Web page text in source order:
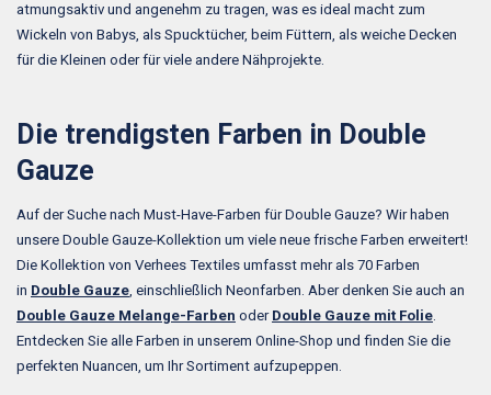
atmungsaktiv und angenehm zu tragen, was es ideal macht zum
Wickeln von Babys, als Spucktücher, beim Füttern, als weiche Decken
für die Kleinen oder für viele andere Nähprojekte.
Die trendigsten Farben in Double
Gauze
Auf der Suche nach Must-Have-Farben für Double Gauze? Wir haben
unsere Double Gauze-Kollektion um viele neue frische Farben erweitert!
Die Kollektion von Verhees Textiles umfasst mehr als 70 Farben
in Double Gauze, einschließlich Neonfarben. Aber denken Sie auch an
Double Gauze Melange-Farben oder Double Gauze mit Folie.
Entdecken Sie alle Farben in unserem Online-Shop und finden Sie die
perfekten Nuancen, um Ihr Sortiment aufzupeppen.